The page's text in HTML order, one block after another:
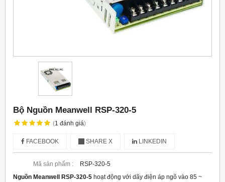
Bộ Nguồn Meanwell RSP-320-5
(1 đánh giá)
FACEBOOK SHARE X LINKEDIN
Mã sản phẩm :
RSP-320-5
Nguồn Meanwell RSP-320-5 hoạt động với dãy điện áp ngõ vào 85 ~